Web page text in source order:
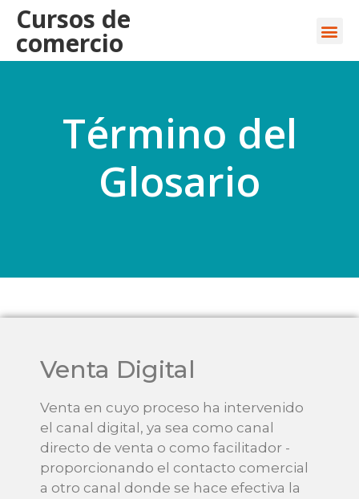
Cursos de
comercio
Término del
Glosario
Venta Digital
Venta en cuyo proceso ha intervenido
el canal digital, ya sea como canal
directo de venta o como facilitador -
proporcionando el contacto comercial
a otro canal donde se hace efectiva la